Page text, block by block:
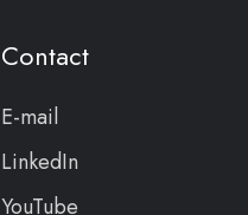
Contact
E-mail
LinkedIn
YouTube